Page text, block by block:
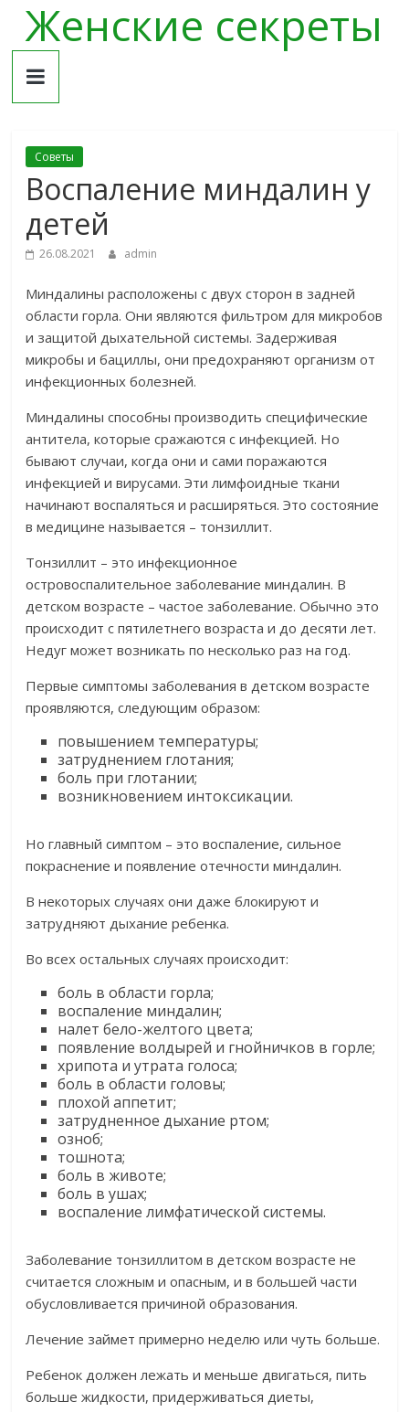
Skip
content
Женские секреты
Советы
Воспаление миндалин у
детей
26.08.2021 admin
Миндалины расположены с двух сторон в задней
области горла. Они являются фильтром для микробов
и защитой дыхательной системы. Задерживая
микробы и бациллы, они предохраняют организм от
инфекционных болезней.
Миндалины способны производить специфические
антитела, которые сражаются с инфекцией. Но
бывают случаи, когда они и сами поражаются
инфекцией и вирусами. Эти лимфоидные ткани
начинают воспаляться и расширяться. Это состояние
в медицине называется – тонзиллит.
Тонзиллит – это инфекционное
островоспалительное заболевание миндалин. В
детском возрасте – частое заболевание. Обычно это
происходит с пятилетнего возраста и до десяти лет.
Недуг может возникать по несколько раз на год.
Первые симптомы заболевания в детском возрасте
проявляются, следующим образом:
повышением температуры;
затруднением глотания;
боль при глотании;
возникновением интоксикации.
Но главный симптом – это воспаление, сильное
покраснение и появление отечности миндалин.
В некоторых случаях они даже блокируют и
затрудняют дыхание ребенка.
Во всех остальных случаях происходит:
боль в области горла;
воспаление миндалин;
налет бело-желтого цвета;
появление волдырей и гнойничков в горле;
хрипота и утрата голоса;
боль в области головы;
плохой аппетит;
затрудненное дыхание ртом;
озноб;
тошнота;
боль в животе;
боль в ушах;
воспаление лимфатической системы.
Заболевание тонзиллитом в детском возрасте не
считается сложным и опасным, и в большей части
обусловливается причиной образования.
Лечение займет примерно неделю или чуть больше.
Ребенок должен лежать и меньше двигаться, пить
больше жидкости, придерживаться диеты,